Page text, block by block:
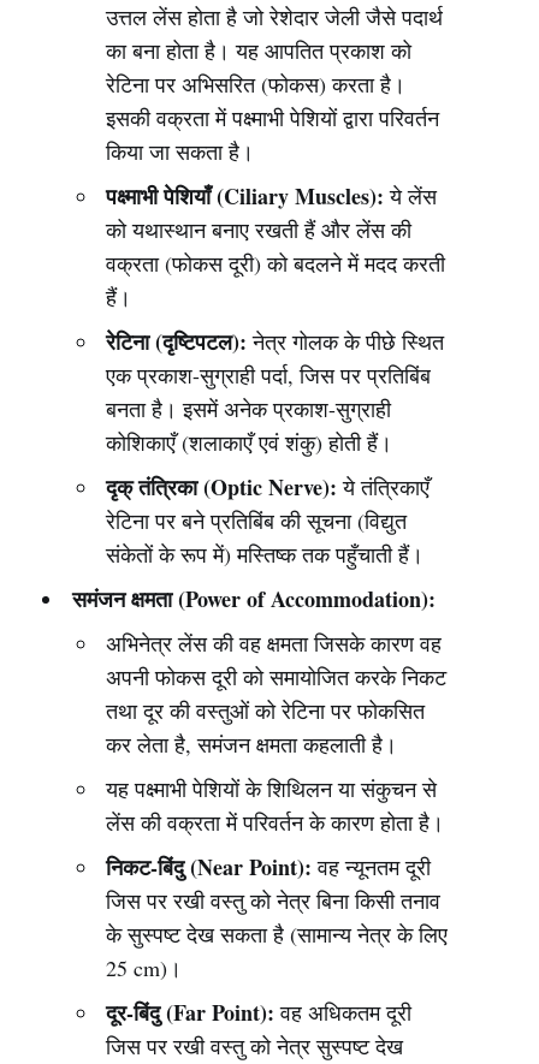
उत्तल लेंस होता है जो रेशेदार जेली जैसे पदार्थ
का बना होता है। यह आपतित प्रकाश को
रेटिना पर अभिसरित (फोकस) करता है।
इसकी वक्रता में पक्ष्माभी पेशियों द्वारा परिवर्तन
किया जा सकता है।
पक्ष्माभी पेशियाँ (Ciliary Muscles): ये लेंस
को यथास्थान बनाए रखती हैं और लेंस की
वक्रता (फोकस दूरी) को बदलने में मदद करती
हैं।
रेटिना (दृष्टिपटल): नेत्र गोलक के पीछे स्थित
एक प्रकाश-सुग्राही पर्दा, जिस पर प्रतिबिंब
बनता है। इसमें अनेक प्रकाश-सुग्राही
कोशिकाएँ (शलाकाएँ एवं शंकु) होती हैं।
दृक् तंत्रिका (Optic Nerve): ये तंत्रिकाएँ
रेटिना पर बने प्रतिबिंब की सूचना (विद्युत
संकेतों के रूप में) मस्तिष्क तक पहुँचाती हैं।
समंजन क्षमता (Power of Accommodation):
अभिनेत्र लेंस की वह क्षमता जिसके कारण वह
अपनी फोकस दूरी को समायोजित करके निकट
तथा दूर की वस्तुओं को रेटिना पर फोकसित
कर लेता है, समंजन क्षमता कहलाती है।
यह पक्ष्माभी पेशियों के शिथिलन या संकुचन से
लेंस की वक्रता में परिवर्तन के कारण होता है।
निकट-बिंदु (Near Point): वह न्यूनतम दूरी
जिस पर रखी वस्तु को नेत्र बिना किसी तनाव
के सुस्पष्ट देख सकता है (सामान्य नेत्र के लिए
25 cm)।
दूर-बिंदु (Far Point): वह अधिकतम दूरी
जिस पर रखी वस्तु को नेत्र सुस्पष्ट देख